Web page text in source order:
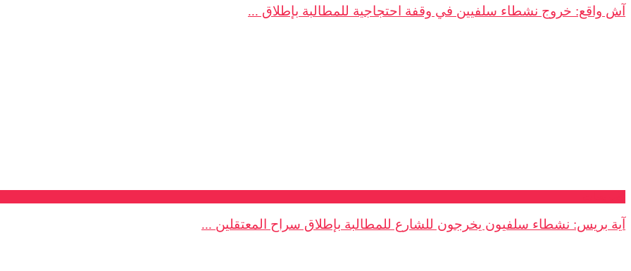
آش واقع: خروج نشطاء سلفيين في وقفة احتجاجية للمطالبة بإطلاق ...
آية بريس: نشطاء سلفيون يخرجون للشارع للمطالبة بإطلاق سراح المعتقلين ...